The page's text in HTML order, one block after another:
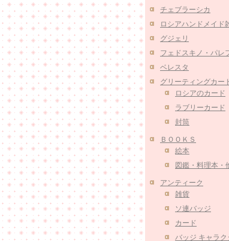
チェブラーシカ
ロシアハンドメイド
グジェリ
フェドスキノ・パレ
ベレスタ
グリーティングカー
ロシアのカード
ラブリーカード
封筒
ＢＯＯＫＳ
絵本
図鑑・料理本・
アンティーク
雑貨
ソ連バッジ
カード
バッジ キャラク